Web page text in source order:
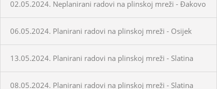
02.05.2024. Neplanirani radovi na plinskoj mreži - Đakovo
06.05.2024. Planirani radovi na plinskoj mreži - Osijek
13.05.2024. Planirani radovi na plinskoj mreži - Slatina
08.05.2024. Planirani radovi na plinskoj mreži - Slatina